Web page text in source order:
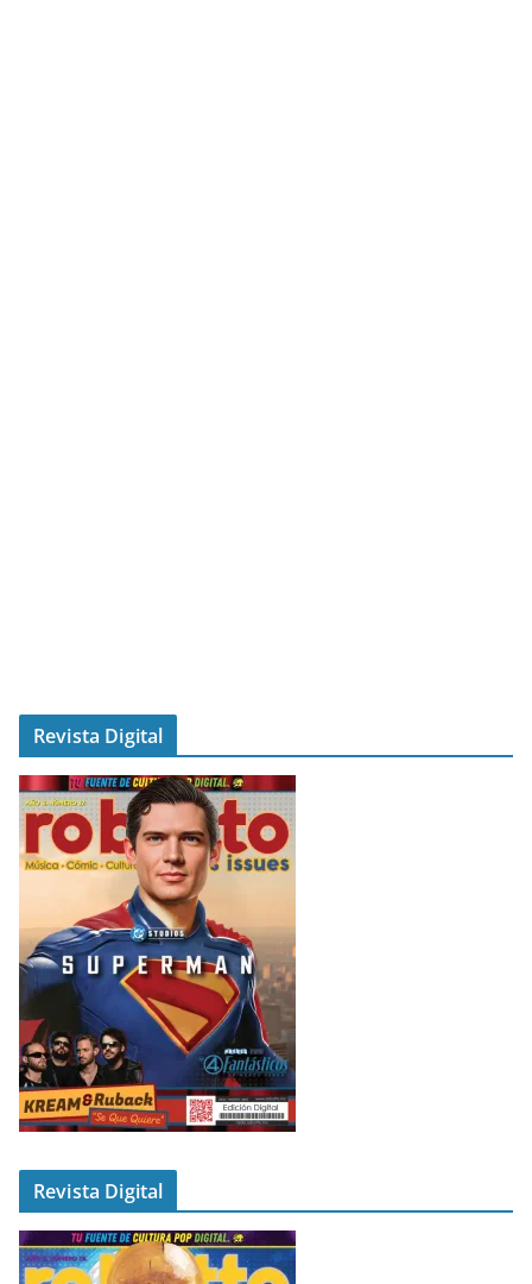
Revista Digital
Revista Digital